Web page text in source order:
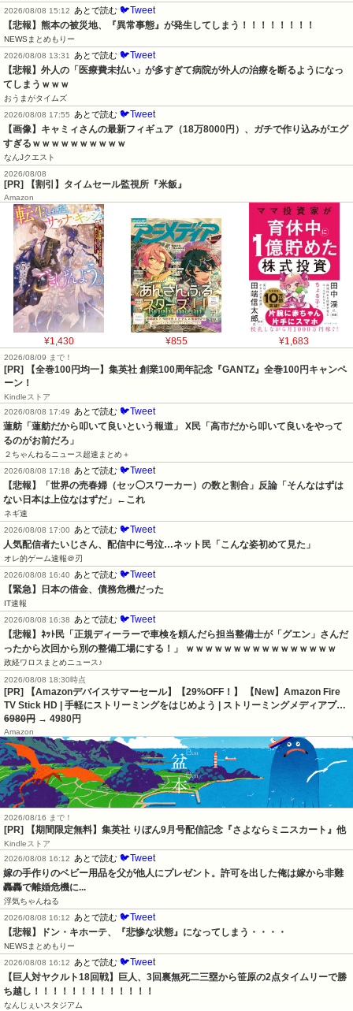
2026/08/08 15:12
あとで読む 🐦Tweet
【悲報】熊本の被災地、『異常事態』が発生してしまう！！！！！！！！
NEWSまとめもりー
2026/08/08 13:31
あとで読む 🐦Tweet
【悲報】外人の「医療費未払い」が多すぎて病院が外人の治療を断るようになっ
てしまうｗｗｗ
おうまがタイムズ
2026/08/08 17:55
あとで読む 🐦Tweet
【画像】キャミィさんの最新フィギュア（18万8000円）、ガチで作り込みがエグ
すぎるｗｗｗｗｗｗｗｗｗｗ
なんJクエスト
2026/08/08
[PR] 【割引】タイムセール監視所『米飯』
Amazon
¥1,430 ¥855 ¥1,683
2026/08/09 まで！
[PR]
【全巻100円均一】集英社 創業100周年記念『GANTZ』全巻100円キャンペ
ーン！
Kindleストア
2026/08/08 17:49
あとで読む 🐦Tweet
蓮舫「蓮舫だから叩いて良いという報道」 X民「高市だから叩いて良いをやって
るのがお前だろ」
２ちゃんねるニュース超速まとめ＋
2026/08/08 17:18
あとで読む 🐦Tweet
【悲報】「世界の売春婦（セッ◯スワーカー）の数と割合」反論「そんなはずは
ない日本は上位なはずだ」←これ
ネギ速
2026/08/08 17:00
あとで読む 🐦Tweet
人気配信者たいじさん、配信中に号泣…ネット民「こんな姿初めて見た」
オレ的ゲーム速報＠刃
2026/08/08 16:40
あとで読む 🐦Tweet
【緊急】日本の借金、債務危機だった
IT速報
2026/08/08 16:38
あとで読む 🐦Tweet
【悲報】ﾈｯﾄ民「正規ディーラーで車検を頼んだら担当整備士が「グエン」さんだ
ったから次回から別の整備工場にする！」 ｗｗｗｗｗｗｗｗｗｗｗｗｗｗｗｗ
政経ワロスまとめニュース♪
2026/08/08 18:30時点
[PR] 【Amazonデバイスサマーセール】【29%OFF！】 【New】Amazon Fire
TV Stick HD | 手軽にストリーミングをはじめよう | ストリーミングメディアプ…
6980円 → 4980円
Amazon
2026/08/16 まで！
[PR] 【期間限定無料】集英社 りぼん9月号配信記念『さよならミニスカート』他
Kindleストア
2026/08/08 16:12
あとで読む 🐦Tweet
嫁の手作りのベビー用品を父が他人にプレゼント。許可を出した俺は嫁から非難
轟轟で離婚危機に...
浮気ちゃんねる
2026/08/08 16:12
あとで読む 🐦Tweet
【悲報】ドン・キホーテ、『悲惨な状態』になってしまう・・・・
NEWSまとめもりー
2026/08/08 16:12
あとで読む 🐦Tweet
【巨人対ヤクルト18回戦】巨人、3回裏無死二三塁から笹原の2点タイムリーで勝
ち越し！！！！！！！！！！！！！
なんじぇいスタジアム